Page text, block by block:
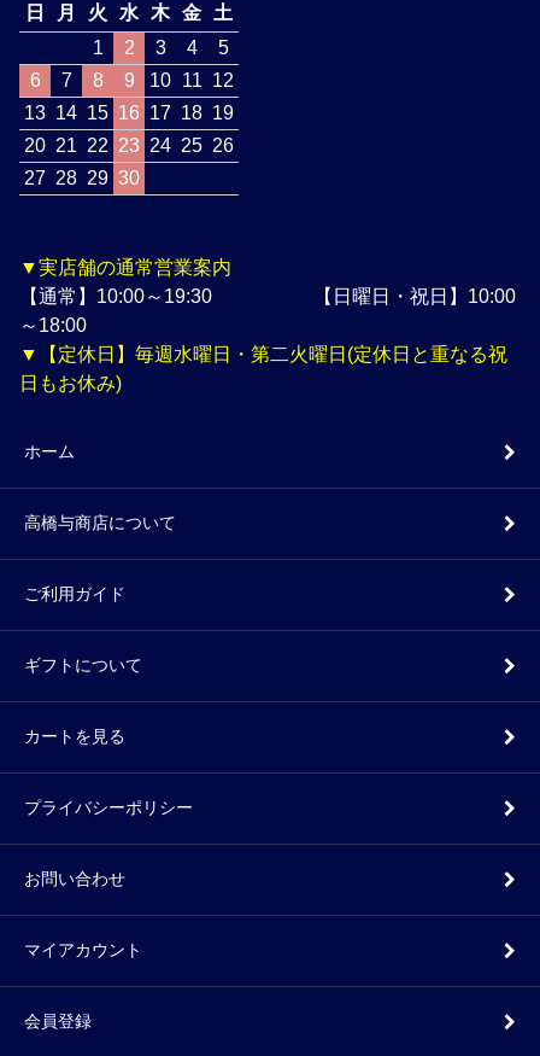
日
月 火 水 木 金
土
1
2 3 4
5
6
7 8 9 10 11 12
13 14 15 16 17 18 19
20 21 22 23 24 25 26
27 28 29 30
▼実店舗の通常営業案内
【通常】10:00～19:30 【日曜日・祝日】10:00
～18:00
▼【定休日】毎週水曜日・第二火曜日(定休日と重なる祝
日もお休み)
ホーム
高橋与商店について
ご利用ガイド
ギフトについて
カートを見る
プライバシーポリシー
お問い合わせ
マイアカウント
会員登録